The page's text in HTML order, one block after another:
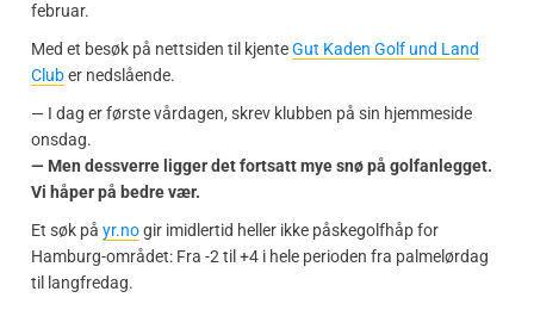
februar.
Med et besøk på nettsiden til kjenteGut Kaden Golf und Land
Cluber nedslående.
— I dag er første vårdagen, skrev klubben på sin hjemmeside
onsdag.
— Men dessverre ligger det fortsatt mye snø på golfanlegget.
Vi håper på bedre vær.
Et søk på yr.nogir imidlertid heller ikke påskegolfhåp for
Hamburg-området: Fra -2 til +4 i hele perioden fra palmelørdag
til langfredag.